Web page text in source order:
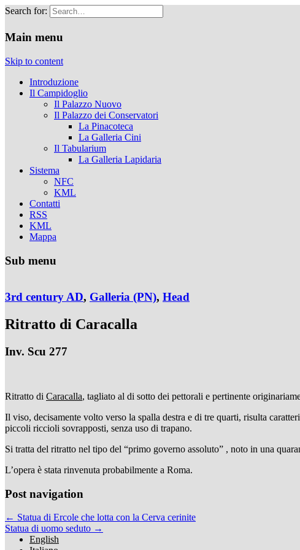
Search for:
Musei Capitolini
Main menu
Skip to content
Introduzione
Il Campidoglio
Il Palazzo Nuovo
Il Palazzo dei Conservatori
La Pinacoteca
La Galleria Cini
Il Tabularium
La Galleria Lapidaria
Sistema
NFC
KML
Contatti
RSS
KML
Mappa
Sub menu
3rd century AD, Galleria (PN), Head
Ritratto di Caracalla
Inv. Scu 277
Ritratto di Caracalla, tagliato al di sotto dei pettorali e pertinente
Il viso, decisamente volto verso la spalla destra e di tre quarti, risulta
piccoli riccioli sovrapposti, senza uso di trapano.
Si tratta del ritratto nel tipo del “primo governo assoluto” , noto in una
L’opera è stata rinvenuta probabilmente a Roma.
Post navigation
← Statua di Ercole che lotta con la Cerva cerinite
Statua di uomo seduto →
English